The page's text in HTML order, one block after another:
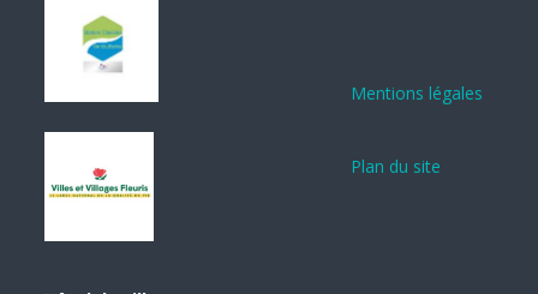
Mentions légales
Plan du site